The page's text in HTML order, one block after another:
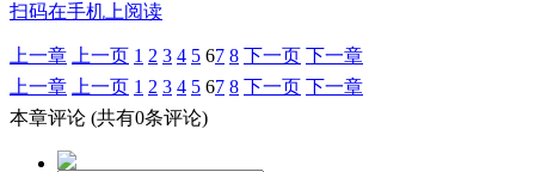
扫码在手机上阅读
上一章 上一页 1 2 3 4 5 67 8 下一页 下一章
上一章
上一页 1 2 3 4 5 67 8 下一页 下一章
本章评论 (共有0条评论)